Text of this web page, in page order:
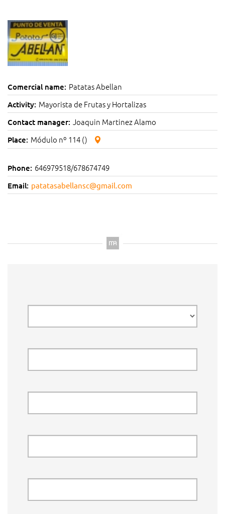
Comercial name: Patatas Abellan
Activity: Mayorista de Frutas y Hortalizas
Contact manager: Joaquin Martinez Alamo
Place: Módulo nº 114 ()
Phone: 646979518/678674749
Email: patatasabellansc@gmail.com